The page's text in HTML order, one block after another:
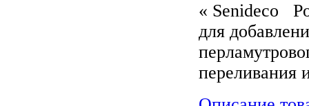
« Senideco
для
переливания